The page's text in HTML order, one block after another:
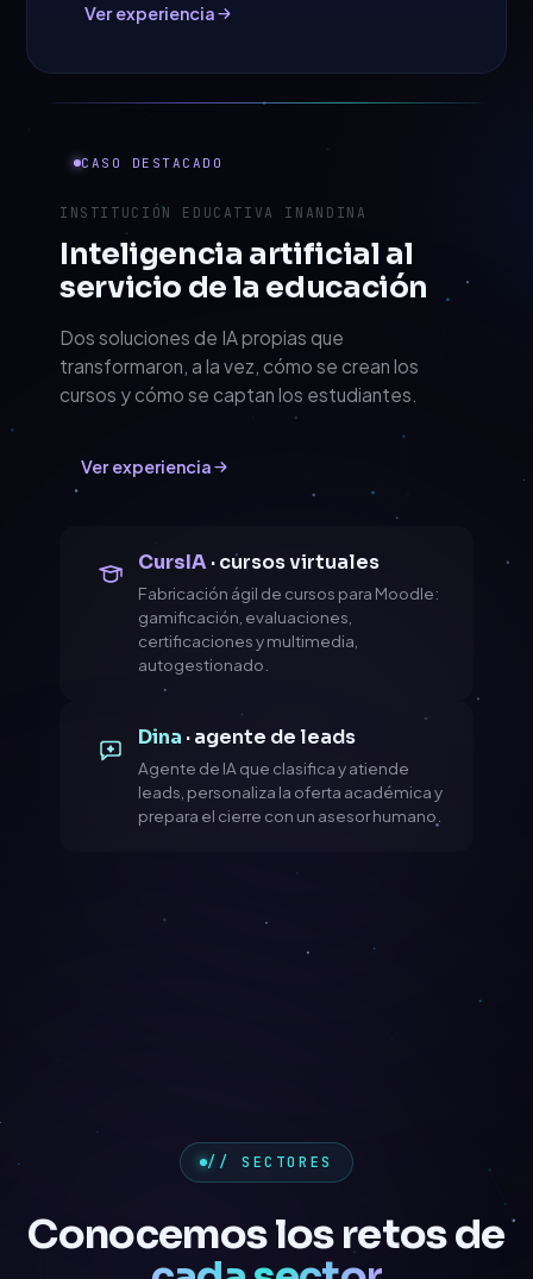
Ver experiencia
CASO DESTACADO
INSTITUCIÓN EDUCATIVA INANDINA
Inteligencia artificial al
servicio de la educación
Dos soluciones de IA propias que
transformaron, a la vez, cómo se crean los
cursos y cómo se captan los estudiantes.
Ver experiencia
CursIA· cursos virtuales
Fabricación ágil de cursos para Moodle:
gamificación, evaluaciones,
certificaciones y multimedia,
autogestionado.
Dina · agente de leads
Agente de IA que clasifica y atiende
leads, personaliza la oferta académica y
prepara el cierre con un asesor humano.
// SECTORES
Conocemos los retos de